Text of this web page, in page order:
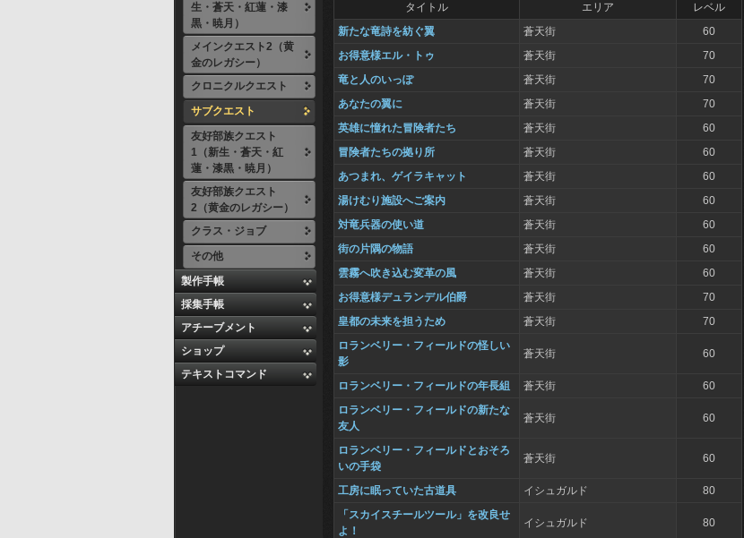
生・蒼天・紅蓮・漆
黒・暁月）
メインクエスト2（黄
金のレガシー）
クロニクルクエスト
サブクエスト
友好部族クエスト
1（新生・蒼天・紅
蓮・漆黒・暁月）
友好部族クエスト
2（黄金のレガシー）
クラス・ジョブ
その他
製作手帳
採集手帳
アチーブメント
ショップ
テキストコマンド
タイトル エリア
レベル
新たな竜詩を紡ぐ翼
蒼天街
60
お得意様エル・トゥ
蒼天街
70
竜と人のいっぽ
蒼天街
70
あなたの翼に
蒼天街
70
英雄に憧れた冒険者たち
蒼天街
60
冒険者たちの拠り所
蒼天街
60
あつまれ、ゲイラキャット
蒼天街
60
湯けむり施設へご案内
蒼天街
60
対竜兵器の使い道
蒼天街
60
街の片隅の物語
蒼天街
60
雲霧へ吹き込む変革の風
蒼天街
60
お得意様デュランデル伯爵
蒼天街
70
皇都の未来を担うため
蒼天街
70
ロランベリー・フィールドの怪しい
影
蒼天街 60
ロランベリー・フィールドの年長組 蒼天街
60
ロランベリー・フィールドの新たな
友人
蒼天街 60
ロランベリー・フィールドとおそろ
いの手袋
蒼天街 60
工房に眠っていた古道具 イシュガルド
80
「スカイスチールツール」を改良せ
よ！
イシュガルド 80